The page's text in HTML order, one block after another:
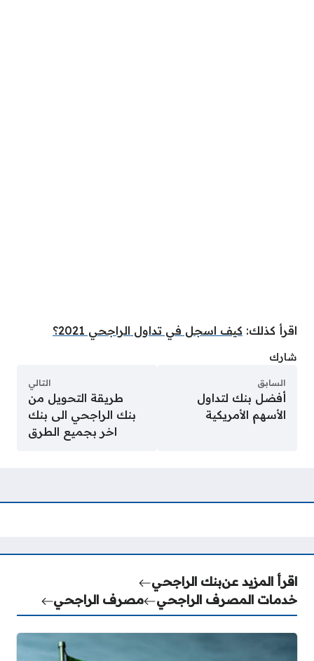
اقرأ كذلك: كيف اسجل في تداول الراجحي 2021؟
شارك
السابق
أفضل بنك لتداول
الأسهم الأمريكية
التالي
طريقة التحويل من
بنك الراجحي الى بنك
اخر بجميع الطرق
اقرأ المزيد عنبنك الراجحي
خدمات المصرف الراجحي
مصرف الراجحي